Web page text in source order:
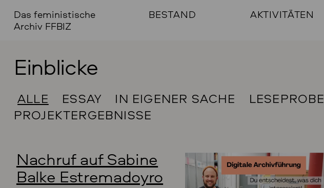
Das feministische
Archiv FFBIZ
BESTAND AKTIVITÄTEN
Einblicke
ALLE ESSAY IN EIGENER SACHE LESEPROBE
PROJEKTERGEBNISSE
Nachruf auf Sabine
Balke Estremadoyro